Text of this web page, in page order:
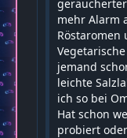
mehr Alarm
Röstaromen
jemand
leichte
ich so bei
Hat schon
probiert